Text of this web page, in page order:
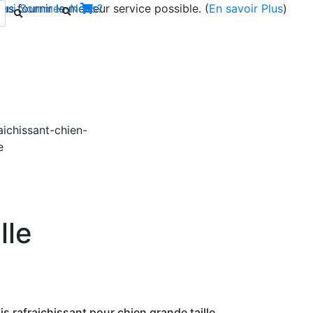
fournir le meilleur service possible. (En savoir Plus)
Qui Sommes-Nous?